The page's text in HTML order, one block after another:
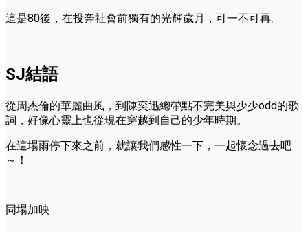
這是80後，在投奔社會前獨有的光輝歲月，可一不可再。
SJ結語
從周杰倫的華麗曲風，到陳奕迅總帶點不完美與少少odd的歌
詞，好像心靈上也從現在穿越到自己的少年時期。
在這場雨停下來之前，就讓我們感性一下，一起懷念過去吧
～！
同場加映